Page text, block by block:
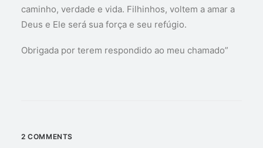
caminho, verdade e vida. Filhinhos, voltem a amar a
Deus e Ele será sua força e seu refúgio.
Obrigada por terem respondido ao meu chamado”
2 COMMENTS